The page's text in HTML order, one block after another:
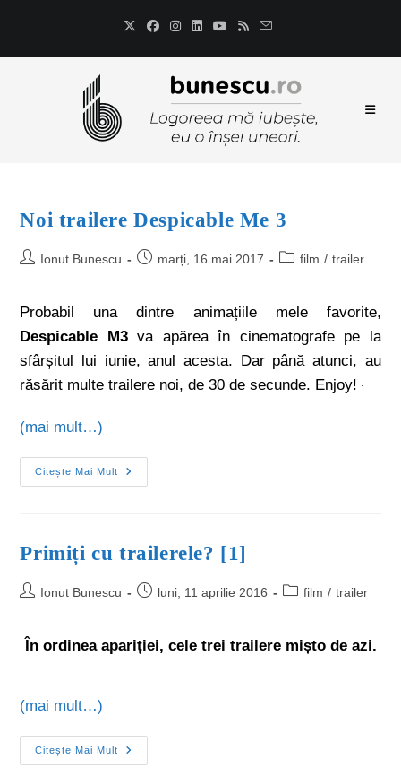
Noi trailere Despicable Me 3
Ionut Bunescu marți, 16 mai 2017 film / trailer
Probabil una dintre animațiile mele favorite,
Despicable M3va apărea în cinematografe pe la
sfârșitul lui iunie, anul acesta. Dar până atunci, au
răsărit multe trailere noi, de 30 de secunde. Enjoy!
(mai mult…)
Citește Mai Mult
Primiți cu trailerele? [1]
Ionut Bunescu luni, 11 aprilie 2016 film / trailer
În ordinea apariției, cele trei trailere mișto de azi.
(mai mult…)
Citește Mai Mult